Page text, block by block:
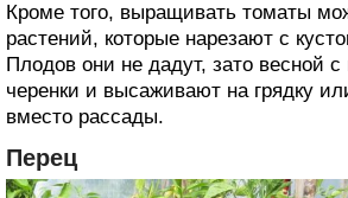
Кроме того, выращивать томаты
растений, которые нарезают с
Плодов они не дадут, зато весной
черенки и высаживают на грядку
вместо рассады.
Перец